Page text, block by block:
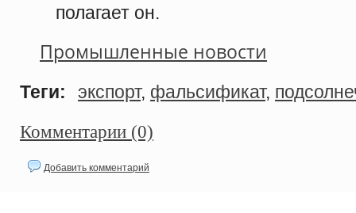
полагает он.
Промышленные новости
Теги: экспорт, фальсификат,
Комментарии (0)
Добавить комментарий